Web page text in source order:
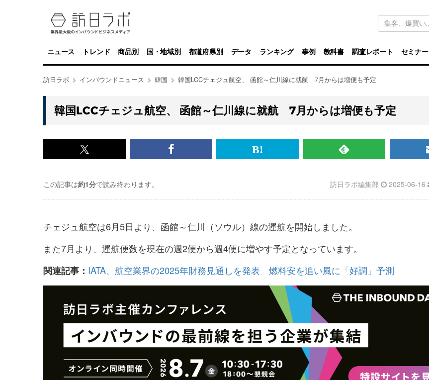
キ
ワ
ド
検
索
ニュース トレンド 商品別 国・地域別 都道府県別 データ ランキング 事例 教科書 調査レポート セミナー
訪日ラボ インバウンドニュース 韓国 韓国LCCチェジュ航空、 函館～仁川線に就航 7月からは増便も予定
韓国LCCチェジュ航空、 函館～仁川線に就航 7月からは増便も予定
x<br>
記
事
シ
ェ
ア
Facebook<br>
事
シ
ェ
ア
は
ブ
ク
マ
ー
ク
加
RSS
記
事
購
読
す
る
訪日ラボ編集部 2025-06-16
この記事は約1分で読み終わります。
チェジュ航空は6月5日より、 函館～仁川（ソウル）線の運航を開始しました。
また7月より、運航便数を現在の週2便から週4便に増やす予定となっています。
関連記事： IATA、航空業界の2025年財務見通しを発表 燃料安を追い風に「好調」予測